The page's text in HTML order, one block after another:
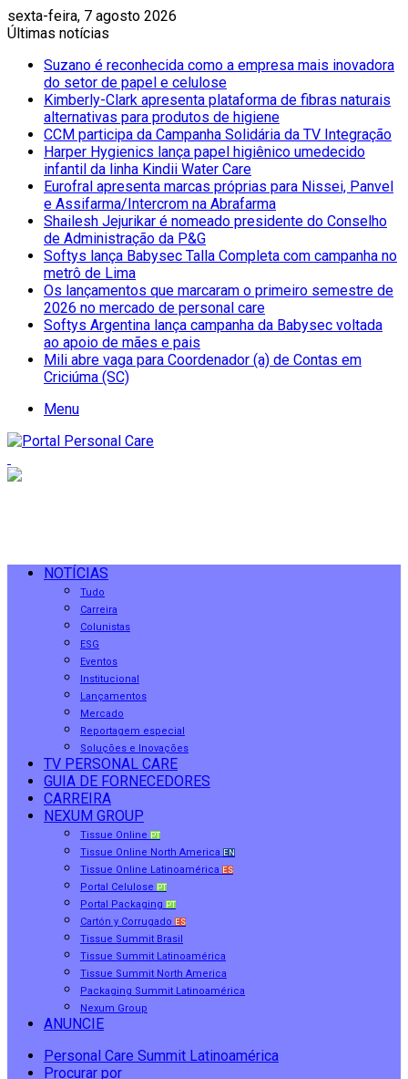
sexta-feira, 7 agosto 2026
Últimas notícias
Suzano é reconhecida como a empresa mais inovadora
do setor de papel e celulose
Kimberly-Clark apresenta plataforma de fibras naturais
alternativas para produtos de higiene
CCM participa da Campanha Solidária da TV Integração
Harper Hygienics lança papel higiênico umedecido
infantil da linha Kindii Water Care
Eurofral apresenta marcas próprias para Nissei, Panvel
e Assifarma/Intercrom na Abrafarma
Shailesh Jejurikar é nomeado presidente do Conselho
de Administração da P&G
Softys lança Babysec Talla Completa com campanha no
metrô de Lima
Os lançamentos que marcaram o primeiro semestre de
2026 no mercado de personal care
Softys Argentina lança campanha da Babysec voltada
ao apoio de mães e pais
Mili abre vaga para Coordenador (a) de Contas em
Criciúma (SC)
Menu
NOTÍCIAS
Tudo
Carreira
Colunistas
ESG
Eventos
Institucional
Lançamentos
Mercado
Reportagem especial
Soluções e Inovações
TV PERSONAL CARE
GUIA DE FORNECEDORES
CARREIRA
NEXUM GROUP
Tissue Online PT
Tissue Online North America EN
Tissue Online Latinoamérica ES
Portal Celulose PT
Portal Packaging PT
Cartón y Corrugado ES
Tissue Summit Brasil
Tissue Summit Latinoamérica
Tissue Summit North America
Packaging Summit Latinoamérica
Nexum Group
ANUNCIE
Personal Care Summit Latinoamérica
Procurar por